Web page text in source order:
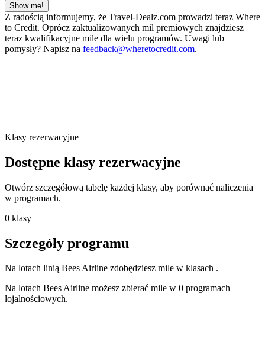
Show me!
Z radością informujemy, że Travel-Dealz.com prowadzi teraz Where
to Credit. Oprócz zaktualizowanych mil premiowych znajdziesz
teraz kwalifikacyjne mile dla wielu programów. Uwagi lub
pomysły? Napisz na feedback@wheretocredit.com.
Klasy rezerwacyjne
Dostępne klasy rezerwacyjne
Otwórz szczegółową tabelę każdej klasy, aby porównać naliczenia
w programach.
0 klasy
Szczegóły programu
Na lotach linią Bees Airline zdobędziesz mile w klasach .
Na lotach Bees Airline możesz zbierać mile w 0 programach
lojalnościowych.